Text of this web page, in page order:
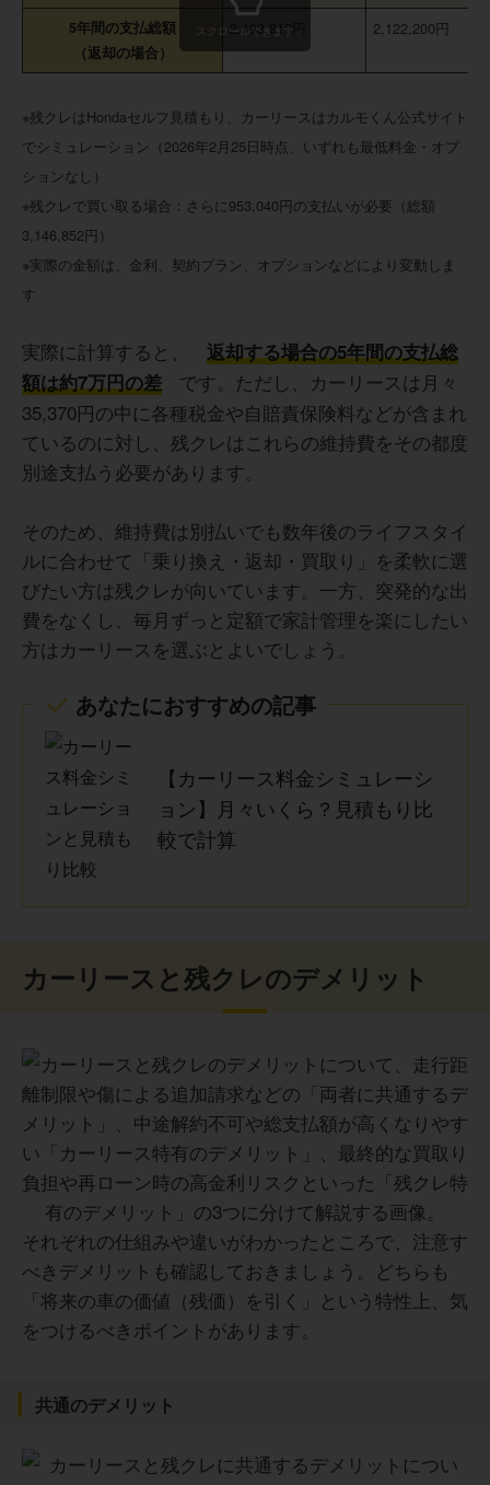
5年間の支払総額
（返却の場合）
2,193,812円 2,122,200円
スクロールできます
※残クレはHondaセルフ見積もり、カーリースはカルモくん公式サイト
でシミュレーション（2026年2月25日時点、いずれも最低料金・オプ
ションなし）
※残クレで買い取る場合：さらに953,040円の支払いが必要（総額
3,146,852円）
※実際の金額は、金利、契約プラン、オプションなどにより変動しま
す
実際に計算すると、
返却する場合の5年間の支払総
額は約7万円の差
です。ただし、カーリースは月々
35,370円の中に各種税金や自賠責保険料などが含まれ
ているのに対し、残クレはこれらの維持費をその都度
別途支払う必要があります。
そのため、維持費は別払いでも数年後のライフスタイ
ルに合わせて「乗り換え・返却・買取り」を柔軟に選
びたい方は残クレが向いています。一方、突発的な出
費をなくし、毎月ずっと定額で家計管理を楽にしたい
方はカーリースを選ぶとよいでしょう。
あなたにおすすめの記事
【カーリース料金シミュレーシ
ョン】月々いくら？見積もり比
較で計算
カーリースと残クレのデメリット
それぞれの仕組みや違いがわかったところで、注意す
べきデメリットも確認しておきましょう。どちらも
「将来の車の価値（残価）を引く」という特性上、気
をつけるべきポイントがあります。
共通のデメリット